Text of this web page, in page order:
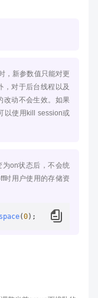
，新参数值只能对更
，对于后台线程以及
改动不会生效。如果
以使用kill session或
on状态后，不会统
时用户使用的存储资
(0)